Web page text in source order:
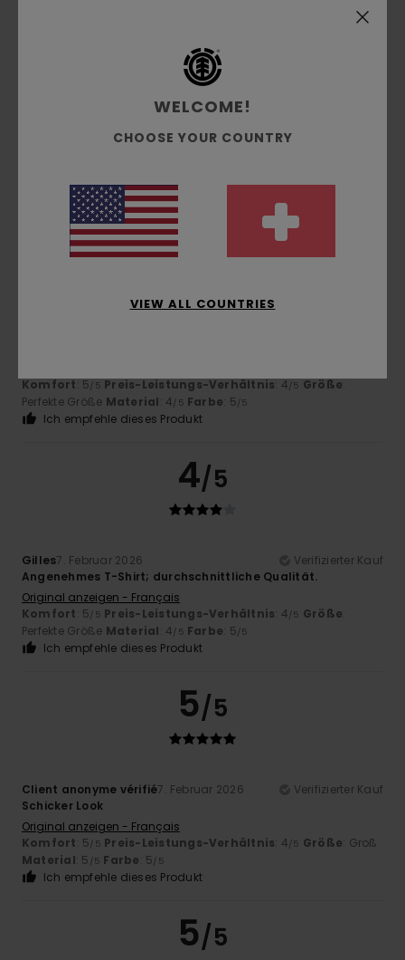
Material: 5/5 Farbe: 5/5
4 /5
Komfort: 5/5 Preis-Leistungs-Verhältnis: 4/5 Größe:
Perfekte Größe Material: 4/5 Farbe: 5/5
Ich empfehle dieses Produkt
4/5
Gilles7. Februar 2026
Verifizierter Kauf
Angenehmes T-Shirt; durchschnittliche Qualität.
Original anzeigen - Français
Komfort: 5/5 Preis-Leistungs-Verhältnis: 4/5 Größe:
Perfekte Größe Material: 4/5 Farbe: 5/5
Ich empfehle dieses Produkt
5/5
Client anonyme vérifié7. Februar 2026
Verifizierter Kauf
Schicker Look
Original anzeigen - Français
Komfort: 5/5 Preis-Leistungs-Verhältnis: 4/5 Größe: Groß
Material: 5 /5 Farbe: 5/5
Ich empfehle dieses Produkt
5/5
WELCOME!
CHOOSE YOUR COUNTRY
VIEW ALL COUNTRIES